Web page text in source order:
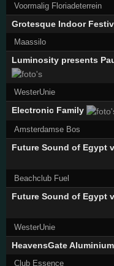
Voormalig Floriadeterrein
Grotesque Indoor
Maassilo
Luminosity presents
WesterUnie
Electronic Family
Amsterdamse Bos
Future Sound of Egypt
Beachclub Fuel
Future Sound of Egypt
WesterUnie
HeavensGate Aluminium
Club Essence